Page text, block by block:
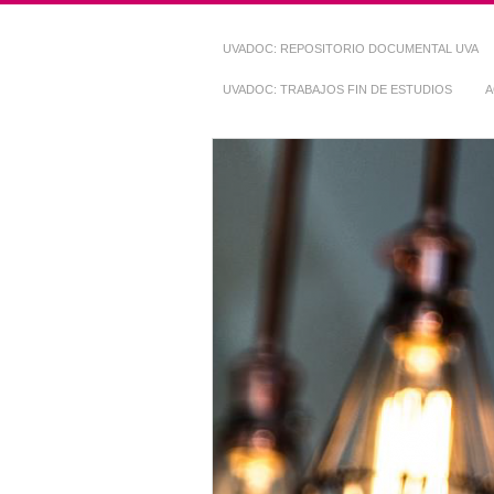
UVADOC: REPOSITORIO DOCUMENTAL UVA
UVADOC: TRABAJOS FIN DE ESTUDIOS
Repositorio
~ UVaDOC